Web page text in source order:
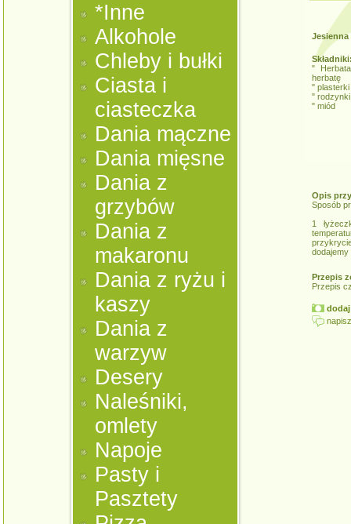
*Inne
Alkohole
Chleby i bułki
Ciasta i
ciasteczka
Dania mączne
Dania mięsne
Dania z
grzybów
Dania z
makaronu
Dania z ryżu i
kaszy
Dania z
warzyw
Desery
Naleśniki,
omlety
Napoje
Pasty i
Pasztety
Jesienna
"
herbatę
"
" rodzynki
" miód
Opis
Sposób
1
Przepis
Przepis